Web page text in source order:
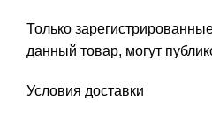
Только
данный товар, могут
Условия доставки